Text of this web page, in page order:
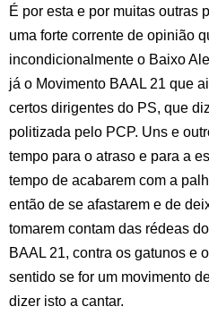
É por esta e por muitas outras
uma forte corrente de opinião
incondicionalmente o Baixo
já o Movimento BAAL 21 que
certos dirigentes do PS, que
politizada pelo PCP. Uns e
tempo para o atraso e para a
tempo de acabarem com a
então de se afastarem e de
tomarem contam das rédeas
BAAL 21, contra os gatunos e
sentido se for um movimento
dizer isto a cantar.